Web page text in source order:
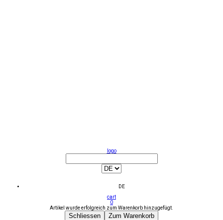
logo
DE
cart
0
Artikel wurde erfolgreich zum Warenkorb hinzugefügt.
Schliessen Zum Warenkorb